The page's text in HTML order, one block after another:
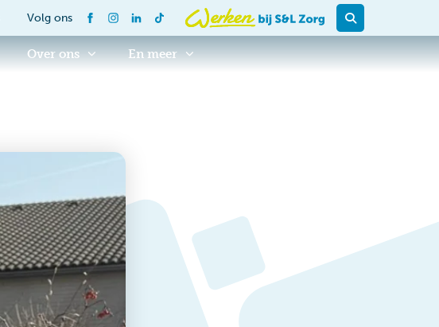
Volg ons
Over ons En meer